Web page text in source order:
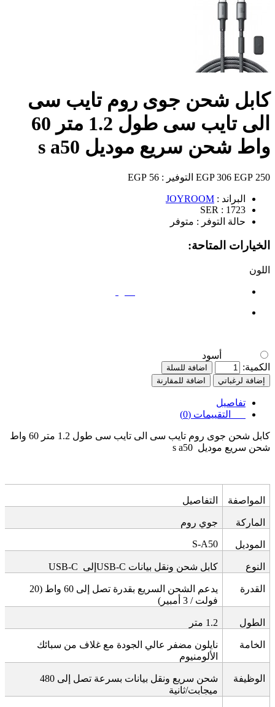
كابل شحن جوى روم تايب سى
الى تايب سى طول 1.2 متر 60
واط شحن سريع موديل s a50
250 EGP
306 EGP التوفير : 56 EGP
البراند : JOYROOM
SER : 1723
حالة التوفر : متوفر
الخيارات المتاحة:
اللون
أسود
الكمية:
اضافة للسلة
إضافة لرغباتي
اضافة للمقارنة
تفاصيل
التقييمات (0)
كابل شحن جوى روم تايب سى الى تايب سى طول 1.2 متر 60 واط
شحن سريع موديل s a50
المواصفة التفاصيل
الماركة جوي روم
الموديل S-A50
النوع كابل شحن ونقل بيانات USB-C إلى USB-C
القدرة
يدعم الشحن السريع بقدرة تصل إلى 60 واط (20
فولت / 3 أمبير)
الطول 1.2 متر
الخامة
نايلون مضفر عالي الجودة مع غلاف من سبائك
الألومنيوم
الوظيفة
شحن سريع ونقل بيانات بسرعة تصل إلى 480
ميجابت/ثانية